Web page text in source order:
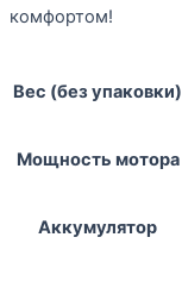
комфортом!
Вес (без упаковки)
Мощность мотора
Аккумулятор